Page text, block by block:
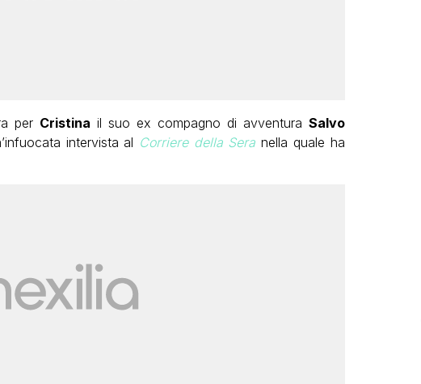
per Cristina il suo ex compagno di avventura Salvo
intervista al Corriere della Sera nella quale ha